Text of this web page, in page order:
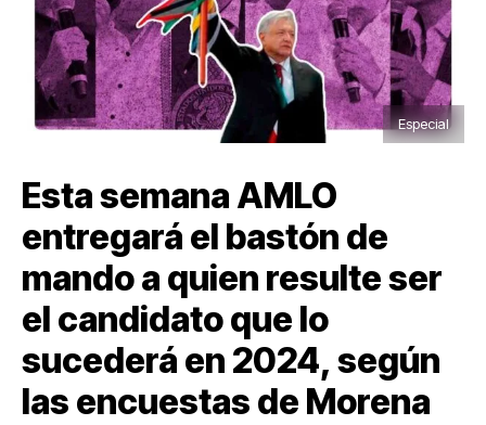
Especial
Esta semana AMLO
entregará el bastón de
mando a quien resulte ser
el candidato que lo
sucederá en 2024, según
las encuestas de Morena